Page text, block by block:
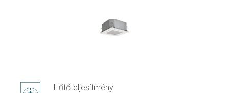
Hűtőteljesítmény